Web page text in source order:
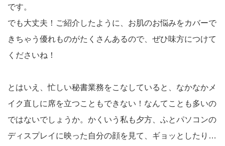
です。
でも大丈夫！ご紹介したように、お肌のお悩みをカバーで
きちゃう優れものがたくさんあるので、ぜひ味方につけて
くださいね！
とはいえ、忙しい秘書業務をこなしていると、なかなかメ
イク直しに席を立つこともできない！なんてことも多いの
ではないでしょうか。かくいう私も夕方、ふとパソコンの
ディスプレイに映った自分の顔を見て、ギョッとしたり…